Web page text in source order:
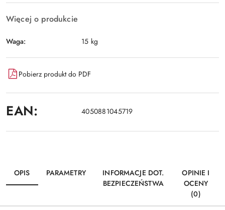
Więcej o produkcie
Waga: 15 kg
Pobierz produkt do PDF
EAN: 4050881045719
OPIS PARAMETRY
INFORMACJE DOT.
BEZPIECZEŃSTWA
OPINIE I
OCENY
(0)